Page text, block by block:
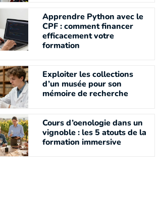
Apprendre Python avec le
CPF : comment financer
efficacement votre
formation
Exploiter les collections
d’un musée pour son
mémoire de recherche
Cours d’oenologie dans un
vignoble : les 5 atouts de la
formation immersive